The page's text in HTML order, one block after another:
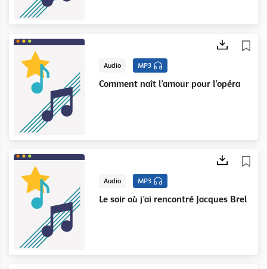
Audio MP3
Comment naît l’amour pour l’opéra
Audio MP3
Le soir où j’ai rencontré Jacques Brel